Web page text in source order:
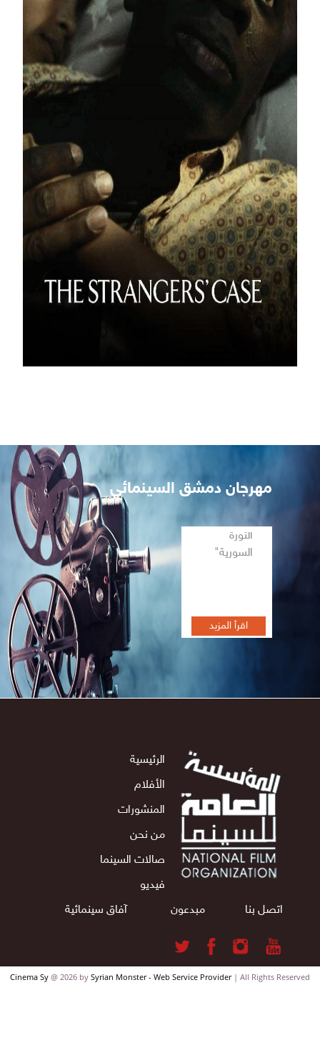
مهرجان دمشق السينمائي
تظاهرة أفلام
الثورة
السورية"
اقرأ المزيد
الرئيسية
الأفلام
المنشورات
من نحن
صالات السينما
فيديو
اتصل بنا
مبدعون آفاق سينمائية
Cinema Sy@ 2026 bySyrian Monster - Web Service Provider| All Rights